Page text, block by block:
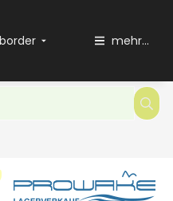
mehr...